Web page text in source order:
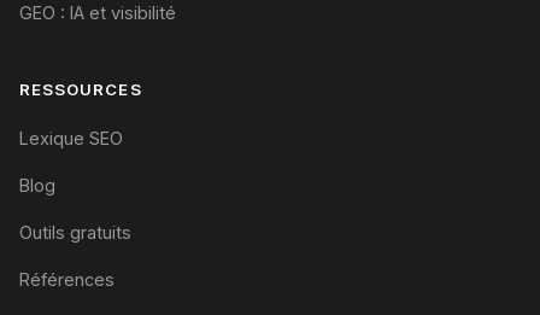
GEO : IA et visibilité
RESSOURCES
Lexique SEO
Blog
Outils gratuits
Références